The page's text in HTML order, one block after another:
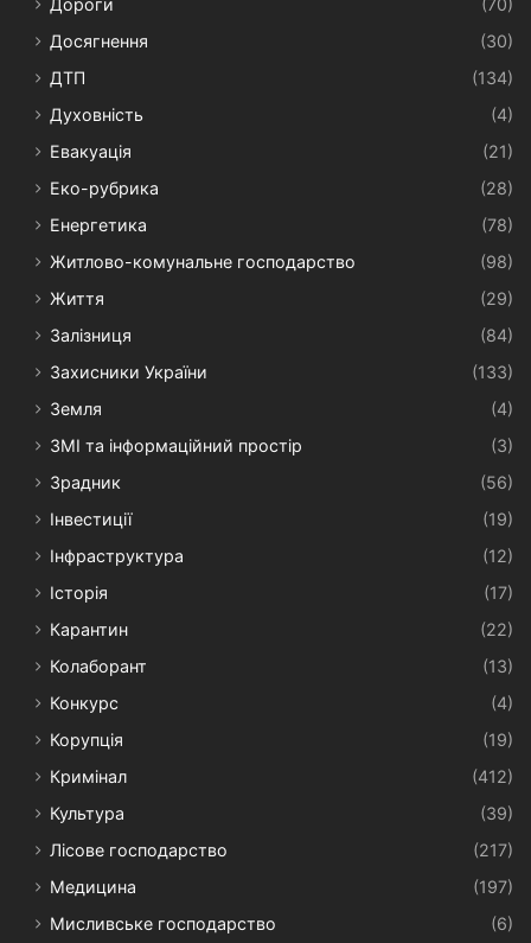
Досягнення
(30)
ДТП
(134)
Духовність
(4)
Евакуація
(21)
Еко-рубрика
(28)
Енергетика
(78)
Житлово-комунальне господарство
(98)
Життя
(29)
Залізниця
(84)
Захисники України
(133)
Земля
(4)
ЗМІ та інформаційний простір
(3)
Зрадник
(56)
Інвестиції
(19)
Інфраструктура
(12)
Історія
(17)
Карантин
(22)
Колаборант
(13)
Конкурс
(4)
Корупція
(19)
Кримінал
(412)
Культура
(39)
Лісове господарство
(217)
Медицина
(197)
Мисливське господарство
(6)